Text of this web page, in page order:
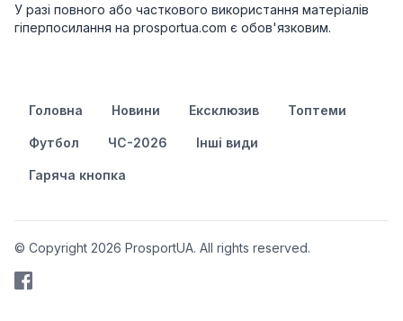
У разі повного або часткового використання матеріалів
гіперпосилання на prosportua.com є обов'язковим.
Головна Новини Ексклюзив Топтеми
Футбол ЧС-2026 Інші види
Гаряча кнопка
© Copyright 2026 ProsportUA. All rights reserved.